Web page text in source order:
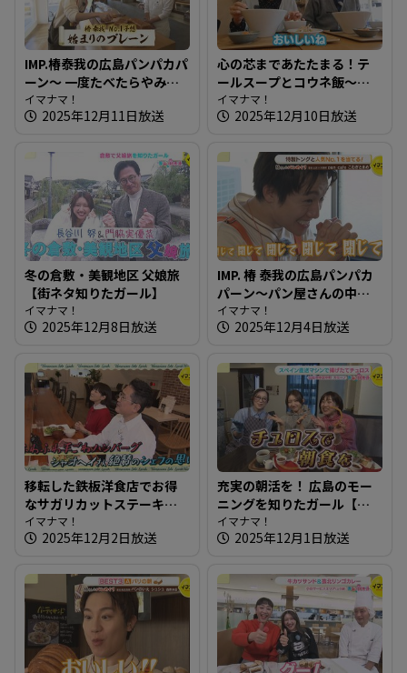
IMP.椿泰我の広島パンパカパ
ーン～ 一度たべたらやみつ
きになる！子どもも大好き
な食パン
イマナマ！
2025年12月11日放送
心の芯まであたたまる！テ
ールスープとコウネ飯～き
っぽ【たまにはそとラン
チ】
イマナマ！
2025年12月10日放送
冬の倉敷・美観地区 父娘旅
【街ネタ知りたガール】
イマナマ！
2025年12月8日放送
IMP. 椿 泰我の広島パンパカ
パーン～パン屋さんの中に
鉄板！？鉄板で作るカフェ
メニューも豊富な人気店
イマナマ！
2025年12月4日放送
移転した鉄板洋食店でお得
なサガリカットステーキ～
洋風鉄板ダイニング 日向
【たまにはそとランチ】
イマナマ！
2025年12月2日放送
充実の朝活を！ 広島のモー
ニングを知りたガール【街
ネタ！知りたガール】
イマナマ！
2025年12月1日放送